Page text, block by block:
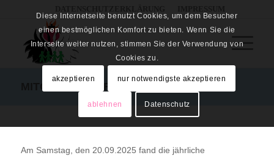
Am Samstag, den 20.09.2025 fand die jährliche
Diese Internetseite benutzt Cookies, um dem Besucher
einen bestmöglichen Komfort zu bieten. Wenn Sie die
Interseite weiter nutzen, stimmen Sie der Verwendung von
Cookies zu.
akzeptieren nur notwendigste akzeptieren
ablehnen Datenschutz